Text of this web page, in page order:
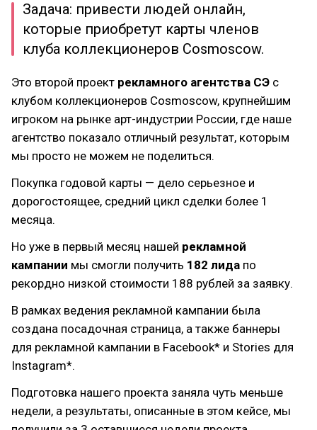
Задача: привести людей онлайн,
которые приобретут карты членов
клуба коллекционеров Cosmoscow.
Это второй проект рекламного агентства СЭ с
клубом коллекционеров Cosmoscow, крупнейшим
игроком на рынке арт-индустрии России, где наше
агентство показало отличный результат, которым
мы просто не можем не поделиться.
Покупка годовой карты — дело серьезное и
дорогостоящее, средний цикл сделки более 1
месяца.
Но уже в первый месяц нашей рекламной
кампании мы смогли получить 182 лида по
рекордно низкой стоимости 188 рублей за заявку.
В рамках ведения рекламной кампании была
создана посадочная страница, а также баннеры
для рекламной кампании в Facebook* и Stories для
Instagram*.
Подготовка нашего проекта заняла чуть меньше
недели, а результаты, описанные в этом кейсе, мы